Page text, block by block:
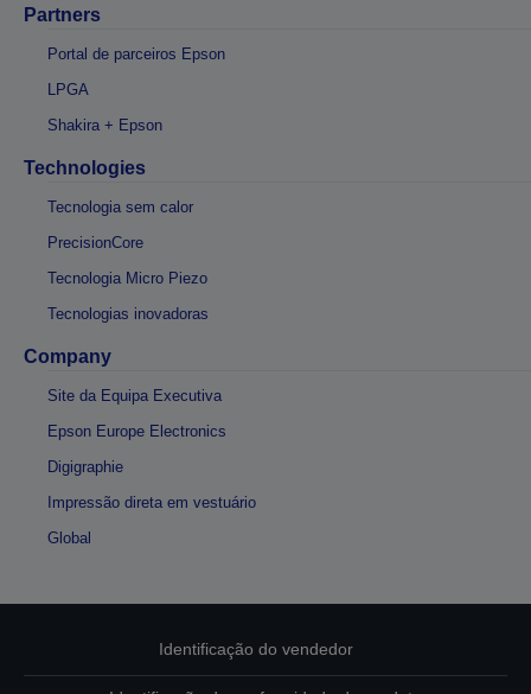
Partners
Portal de parceiros Epson
LPGA
Shakira + Epson
Technologies
Tecnologia sem calor
PrecisionCore
Tecnologia Micro Piezo
Tecnologias inovadoras
Company
Site da Equipa Executiva
Epson Europe Electronics
Digigraphie
Impressão direta em vestuário
Global
Identificação do vendedor